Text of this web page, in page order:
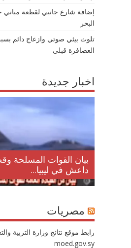
إضافة شارع جانبي لقطعة مباني
البحر
تلوث بيئي صوتي وازعاج دائم
العصافرة قبلي
اخبار جديدة
بيان القوات المسلحة
داعش في ليبيا...
مصريات
رابط موقع نتائج وزارة التربية
moed.gov.sy